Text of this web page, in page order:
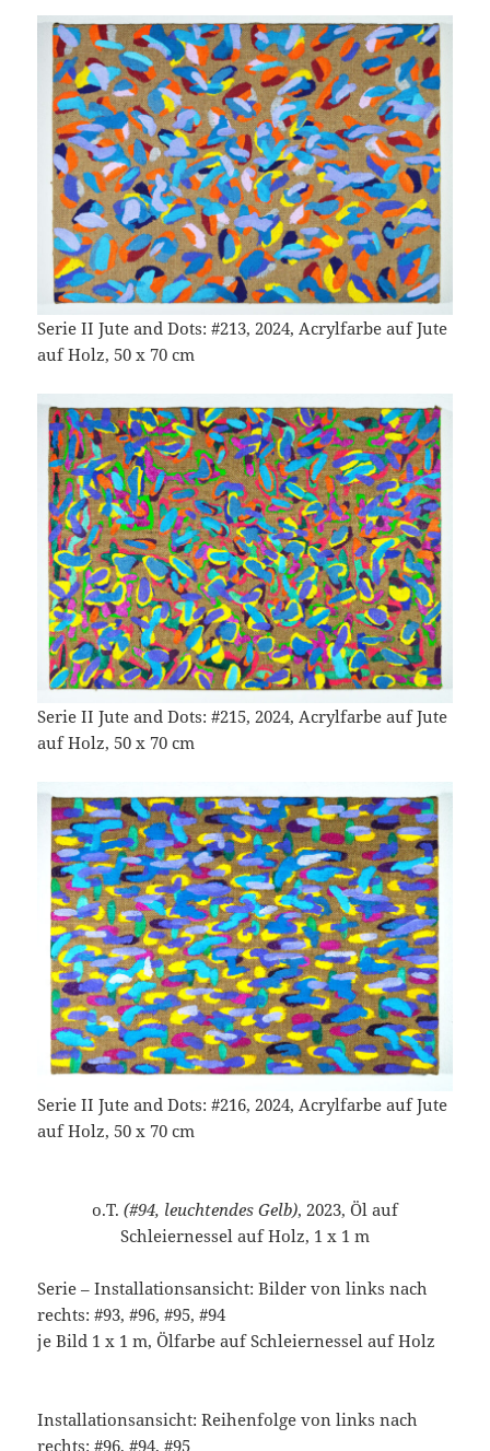
Serie II Jute and Dots: #213, 2024, Acrylfarbe auf Jute
auf Holz, 50 x 70 cm
Serie II Jute and Dots: #215, 2024, Acrylfarbe auf Jute
auf Holz, 50 x 70 cm
Serie II Jute and Dots: #216, 2024, Acrylfarbe auf Jute
auf Holz, 50 x 70 cm
o.T. (#94, leuchtendes Gelb), 2023, Öl auf
Schleiernessel auf Holz, 1 x 1 m
Serie – Installationsansicht: Bilder von links nach
rechts: #93, #96, #95, #94
je Bild 1 x 1 m, Ölfarbe auf Schleiernessel auf Holz
Installationsansicht: Reihenfolge von links nach
rechts: #96, #94, #95